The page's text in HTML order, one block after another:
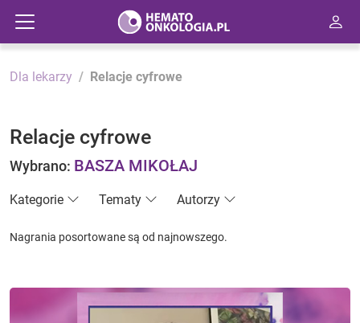
Dla lekarzy Relacje cyfrowe
Relacje cyfrowe
Wybrano: BASZA MIKOŁAJ
Kategorie Tematy Autorzy
Nagrania posortowane są od najnowszego.